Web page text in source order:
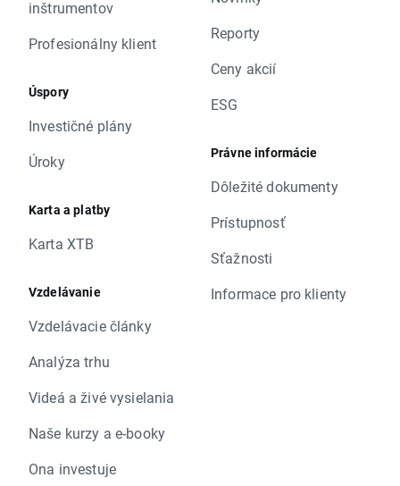
inštrumentov
Profesionálny klient
Úspory
Investičné plány
Úroky
Karta a platby
Karta XTB
Vzdelávanie
Vzdelávacie články
Analýza trhu
Videá a živé vysielania
Naše kurzy a e-booky
Ona investuje
Reporty
Ceny akcií
ESG
Právne informácie
Dôležité dokumenty
Prístupnosť
Sťažnosti
Informace pro klienty